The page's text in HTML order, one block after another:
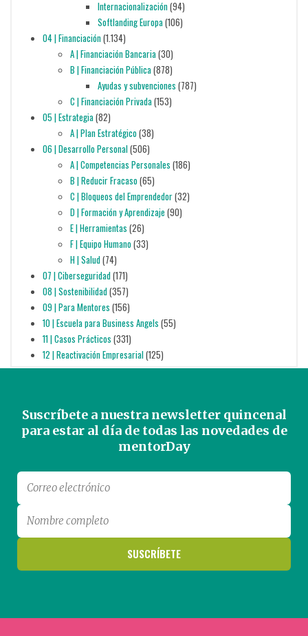
Internacionalización(94)
Softlanding Europa(106)
04 | Financiación(1.134)
A | Financiación Bancaria(30)
B | Financiación Pública(878)
Ayudas y subvenciones (787)
C | Financiación Privada(153)
05 | Estrategia(82)
A | Plan Estratégico(38)
06 | Desarrollo Personal(506)
A | Competencias Personales (186)
B | Reducir Fracaso(65)
C | Bloqueos del Emprendedor(32)
D | Formación y Aprendizaje (90)
E | Herramientas (26)
F | Equipo Humano(33)
H | Salud(74)
07 | Ciberseguridad(171)
08 | Sostenibilidad(357)
09 | Para Mentores (156)
10 | Escuela para Business Angels (55)
11 | Casos Prácticos (331)
12 | Reactivación Empresarial(125)
Suscríbete a nuestra newsletter quincenal
para estar al día de todas las novedades de
mentorDay